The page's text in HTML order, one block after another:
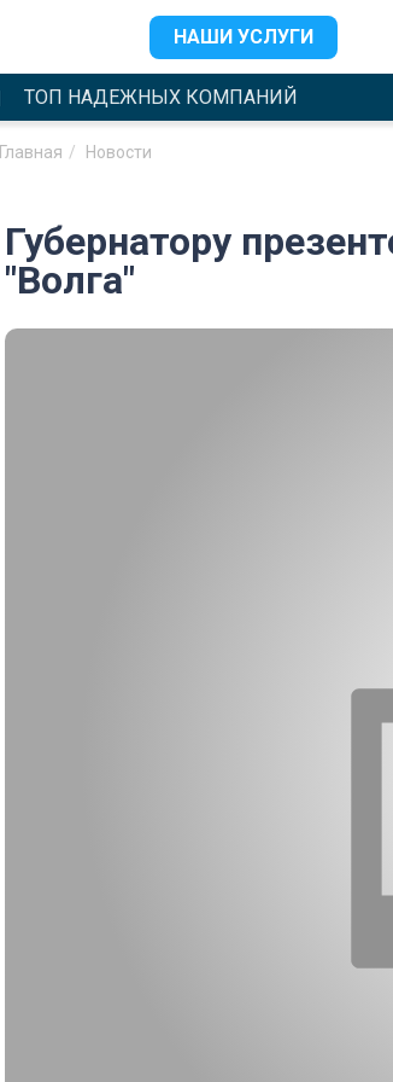
НАШИ УСЛУГИ
ТОП НАДЕЖНЫХ КОМПАНИЙ
Главная Новости
Губернатору
"Волга"